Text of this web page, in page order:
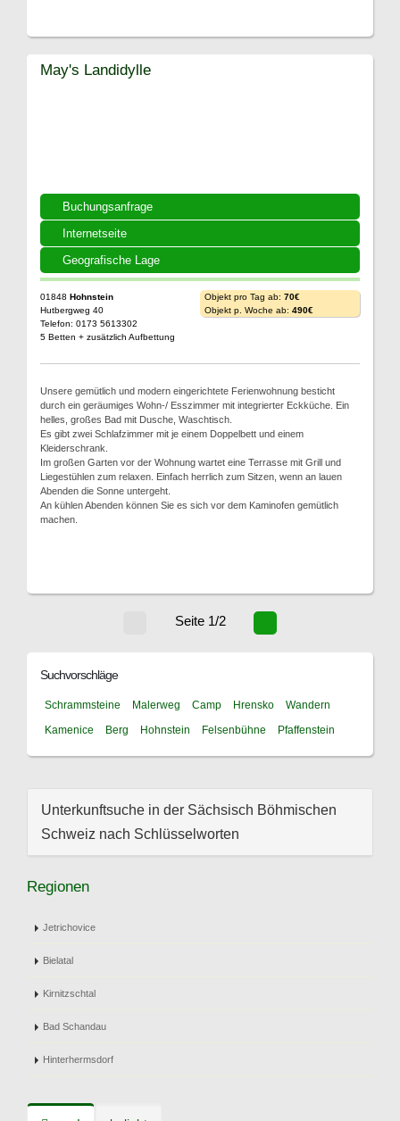
Buchungsanfrage
Internetseite
Geografische Lage
May's Landidylle
01848 Hohnstein
Hutbergweg 40
Telefon: 0173 5613302
5 Betten + zusätzlich Aufbettung
Objekt pro Tag ab: 70€
Objekt p. Woche ab: 490€
Unsere gemütlich und modern eingerichtete Ferienwohnung besticht
durch ein geräumiges Wohn-/ Esszimmer mit integrierter Eckküche. Ein
helles, großes Bad mit Dusche, Waschtisch.
Es gibt zwei Schlafzimmer mit je einem Doppelbett und einem
Kleiderschrank.
Im großen Garten vor der Wohnung wartet eine Terrasse mit Grill und
Liegestühlen zum relaxen. Einfach herrlich zum Sitzen, wenn an lauen
Abenden die Sonne untergeht.
An kühlen Abenden können Sie es sich vor dem Kaminofen gemütlich
machen.
Seite 1/2
Suchvorschläge
Schrammsteine Malerweg Camp Hrensko
Wandern
Kamenice
Berg Hohnstein Felsenbühne Pfaffenstein
Unterkunftsuche in der Sächsisch Böhmischen
Schweiz nach Schlüsselworten
Regionen
Jetrichovice
Bielatal
Kirnitzschtal
Bad Schandau
Hinterhermsdorf